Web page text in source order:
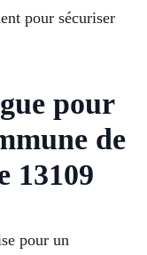
pour sécuriser
pour
de
13109
pour un